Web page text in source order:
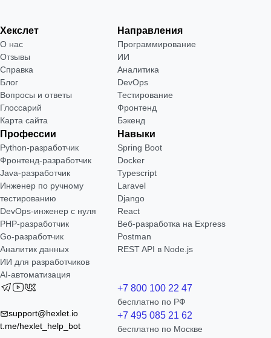
Хекслет
О нас
Отзывы
Справка
Блог
Вопросы и ответы
Глоссарий
Карта сайта
Направления
Программирование
ИИ
Аналитика
DevOps
Тестирование
Фронтенд
Бэкенд
Профессии
Python-разработчик
Фронтенд-разработчик
Java-разработчик
Инженер по ручному
тестированию
DevOps-инженер с нуля
РНР-разработчик
Go-разработчик
Аналитик данных
ИИ для разработчиков
AI-автоматизация
Навыки
Spring Boot
Docker
Typescript
Laravel
Django
React
Веб-разработка на Express
Postman
REST API в Node.js
support@hexlet.io
t.me/hexlet_help_bot
+7 800 100 22 47
бесплатно по РФ
+7 495 085 21 62
бесплатно по Москве